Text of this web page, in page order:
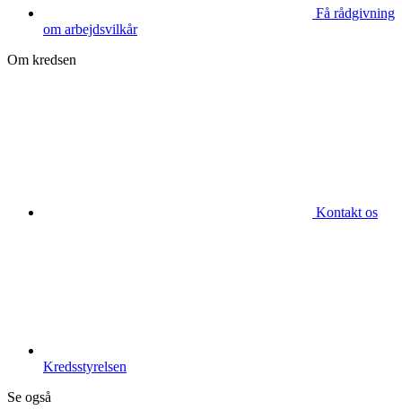
Få rådgivning
om arbejdsvilkår
Om kredsen
Kontakt os
Kredsstyrelsen
Se også